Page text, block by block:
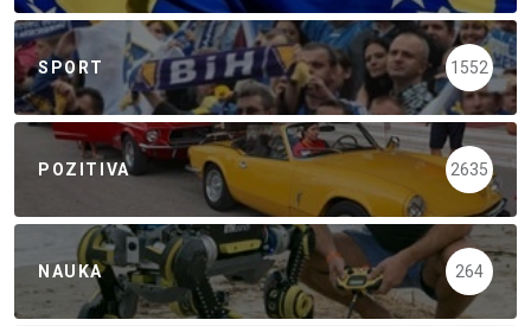
SPORT 1552
POZITIVA 2635
NAUKA 264